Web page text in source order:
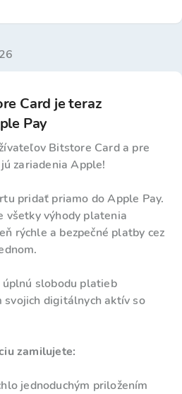
Card je teraz
Pay
Bitstore Card a pre
zariadenia Apple!
pridať priamo do Apple Pay.
všetky výhody platenia
rýchle a bezpečné platby cez
slobodu platieb
digitálnych aktív so
zamilujete:
jednoduchým priložením